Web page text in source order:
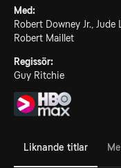
Med:
Robert Downey Jr., Jude
Robert Maillet
Regissör:
Guy Ritchie
Liknande titlar